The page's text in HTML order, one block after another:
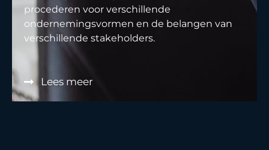
procederen voor verschillende
ondernemingsvormen en de belangen van
verschillende stakeholders.
Lees meer